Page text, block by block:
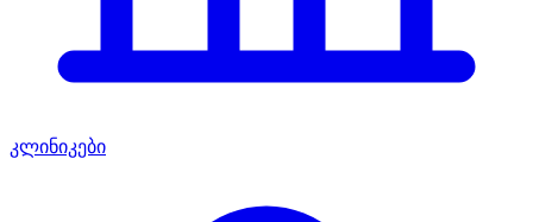
კლინიკები